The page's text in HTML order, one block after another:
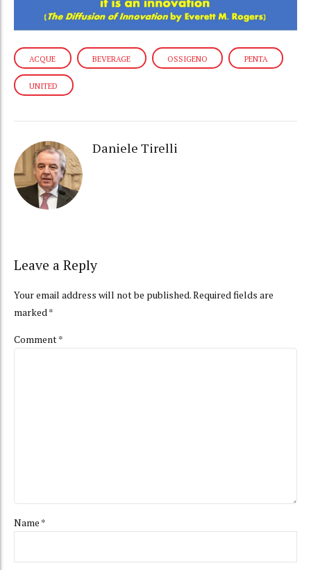
ACQUE BEVERAGE OSSIGENO PENTA
UNITED
Daniele Tirelli
Leave a Reply
Your email address will not be published. Required fields are
marked *
Comment*
Name *